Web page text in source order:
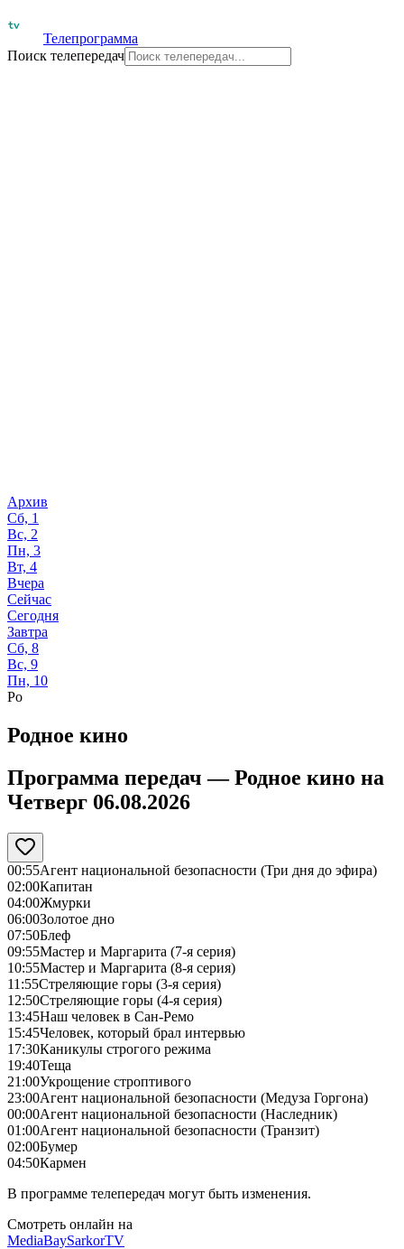
Телепрограмма
Поиск телепередач
Архив
Сб, 1
Вс, 2
Пн, 3
Вт, 4
Вчера
Сейчас
Сегодня
Завтра
Сб, 8
Вс, 9
Пн, 10
Ро
Родное кино
Программа передач —Родное кино на
Четверг 06.08.2026
00:55Агент национальной безопасности (Три дня до эфира)
02:00Капитан
04:00Жмурки
06:00Золотое дно
07:50Блеф
09:55Мастер и Маргарита (7-я серия)
10:55Мастер и Маргарита (8-я серия)
11:55Стреляющие горы (3-я серия)
12:50Стреляющие горы (4-я серия)
13:45Наш человек в Сан-Ремо
15:45Человек, который брал интервью
17:30Каникулы строгого режима
19:40Теща
21:00Укрощение строптивого
23:00Агент национальной безопасности (Медуза Горгона)
00:00Агент национальной безопасности (Наследник)
01:00Агент национальной безопасности (Транзит)
02:00Бумер
04:50Кармен
В программе телепередач могут быть изменения.
Смотреть онлайн на
MediaBaySarkorTV